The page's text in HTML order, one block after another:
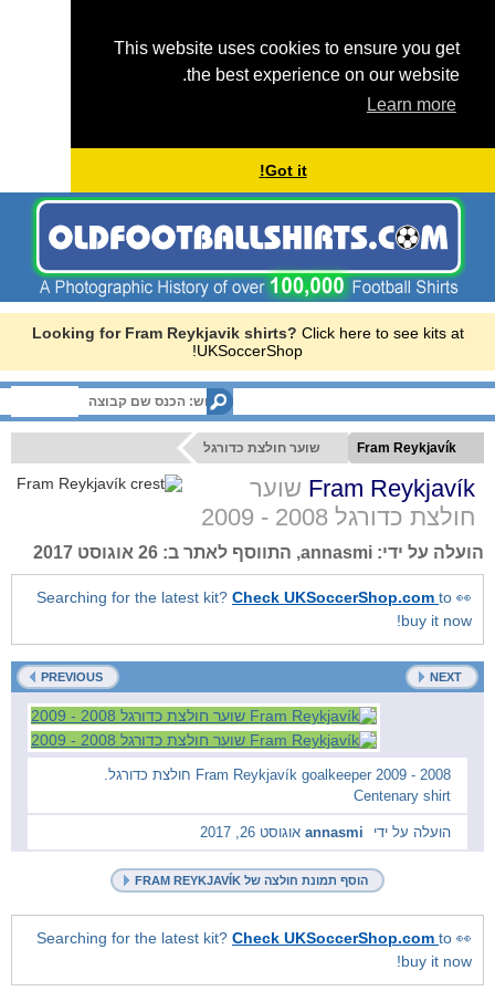
This website uses cookies to ensure you get
the best experience on our website.
Learn more
Got it!
Looking for Fram Reykjavik shirts? Click here to see kits at
UKSoccerShop!
Fram Reykjavík שוער חולצת כדורגל
Fram Reykjavík שוער
חולצת כדורגל 2008 - 2009
הועלה על ידי: annasmi, התווסף לאתר ב: 26 אוגוסט 2017
👀 Searching for the latest kit?
Check UKSoccerShop.comto
buy it now!
PREVIOUS NEXT
2008 - 2009 Fram Reykjavík goalkeeper חולצת כדורגל.
Centenary shirt
הועלה על ידי annasmi אוגוסט 26, 2017
הוסף תמונת חולצה של FRAM REYKJAVÍK
👀 Searching for the latest kit?
Check UKSoccerShop.comto
buy it now!